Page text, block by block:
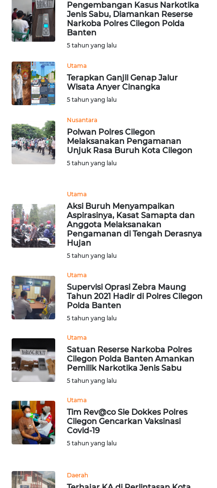
Pengembangan Kasus Narkotika
Jenis Sabu, Diamankan Reserse
Narkoba Polres Cilegon Polda
Banten
5 tahun yang lalu
Utama
Terapkan Ganjil Genap Jalur
Wisata Anyer Cinangka
5 tahun yang lalu
Nusantara
Polwan Polres Cilegon
Melaksanakan Pengamanan
Unjuk Rasa Buruh Kota Cilegon
5 tahun yang lalu
Utama
Aksi Buruh Menyampaikan
Aspirasinya, Kasat Samapta dan
Anggota Melaksanakan
Pengamanan di Tengah Derasnya
Hujan
5 tahun yang lalu
Utama
Supervisi Oprasi Zebra Maung
Tahun 2021 Hadir di Polres Cilegon
Polda Banten
5 tahun yang lalu
Utama
Satuan Reserse Narkoba Polres
Cilegon Polda Banten Amankan
Pemilik Narkotika Jenis Sabu
5 tahun yang lalu
Utama
Tim Rev@co Sie Dokkes Polres
Cilegon Gencarkan Vaksinasi
Covid-19
5 tahun yang lalu
Daerah
WN
SULTENG
WN
WN
BABEL
SUMBAR
WN
SUMSEL
WN
LAMPUNG
WN
NUSANTARA
JOGJA
WN
JATIM
WN
BALI
WN
KALBAR
WN
KALTENG